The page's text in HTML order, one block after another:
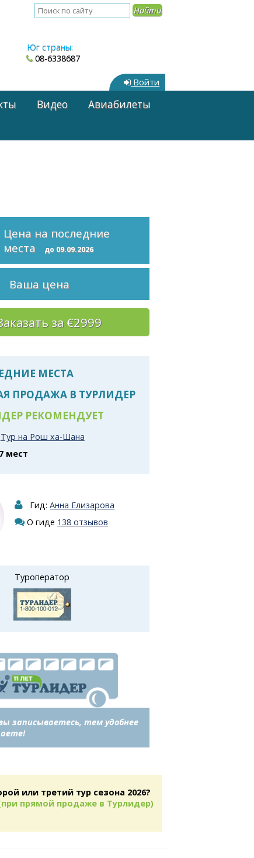
Юг страны:
08-6338687
Войти
Видео
Авиабилеты
Цена на последние
места
до 09.09.2026
Ваша цена
за €2999
МЕСТА
ПРОДАЖА В ТУРЛИДЕР
РЕКОМЕНДУЕТ
Тур на Рош ха-Шана
7 мест
Гид:Анна Елизарова
О гиде 138 отзывов
Туроператор
записываетесь, тем удобнее
или третий тур сезона 2026?
прямой продаже в Турлидер)